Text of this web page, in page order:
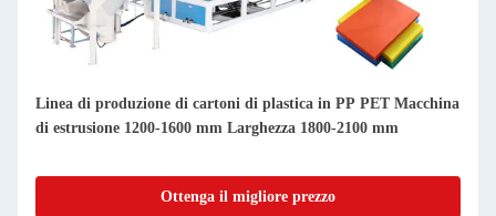
Linea di produzione di schede di plastica ottica PMMA GPPS
per specchi / pannelli di luce in plastica
Ottenga il migliore prezzo